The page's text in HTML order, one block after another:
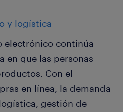
y logística
electrónico continúa
en que las personas
Con el
en línea, la demanda
gestión de